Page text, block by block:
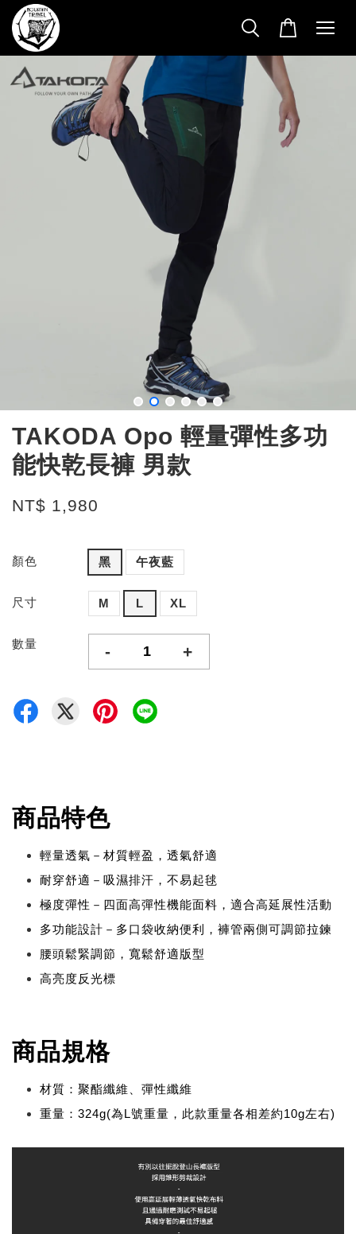
TAKODA Opo 輕量彈性多功
能快乾長褲 男款
NT$ 1,980
顏色 黑 午夜藍
尺寸 M L XL
數量 - +
商品特色
輕量透氣－材質輕盈，透氣舒適
耐穿舒適－吸濕排汗，不易起毬
極度彈性－四面高彈性機能面料，適合高延展性活動
多功能設計－多口袋收納便利，褲管兩側可調節拉鍊
腰頭鬆緊調節，寬鬆舒適版型
高亮度反光標
商品規格
材質：聚酯纖維、彈性纖維
重量：324g(為L號重量，此款重量各相差約10g左右)